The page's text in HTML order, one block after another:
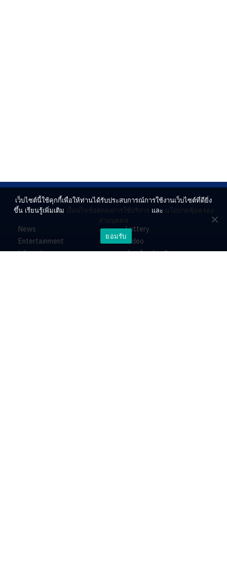
News
Entertainment
Lifestyle
Lottery
Video
ร่วมด้วยช่วยกัน
เว็บไซต์นี้ใช้คุกกี้เพื่อให้ท่านได้รับประสบการณ์การใช้งานเว็บไซต์ที่ดียิ่ง
ขึ้น เรียนรู้เพิ่มเติม เงื่อนไขข้อตกลงการใช้บริการ และ นโยบายคุ้มครอง
ส่วนบุคคล
ยอมรับ